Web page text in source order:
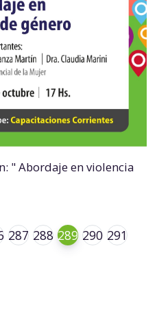
" Abordaje en violencia
287 288 289 290 291